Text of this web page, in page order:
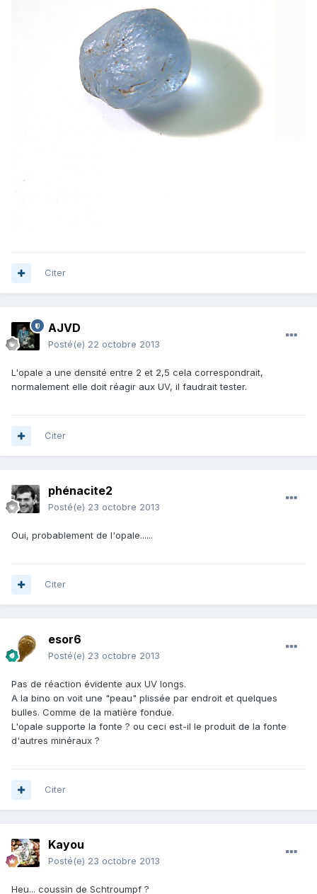
Citer
AJVD
Posté(e) 22 octobre 2013
L'opale a une densité entre 2 et 2,5 cela correspondrait,
normalement elle doit réagir aux UV, il faudrait tester.
Citer
phénacite2
Posté(e) 23 octobre 2013
Oui, probablement de l'opale......
Citer
esor6
Posté(e) 23 octobre 2013
Pas de réaction évidente aux UV longs.
A la bino on voit une "peau" plissée par endroit et quelques
bulles. Comme de la matière fondue.
L'opale supporte la fonte ? ou ceci est-il le produit de la fonte
d'autres minéraux ?
Citer
Kayou
Posté(e) 23 octobre 2013
Heu... coussin de Schtroumpf ?